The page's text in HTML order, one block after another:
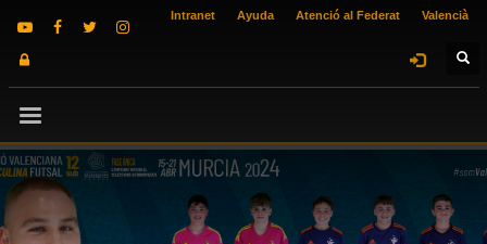
Intranet Ayuda Atenció al Federat Valencià